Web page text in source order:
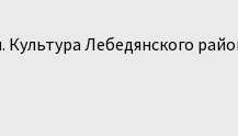
Лебедянского